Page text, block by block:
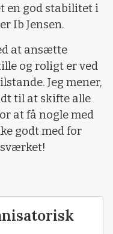
en god stabilitet i
Ib Jensen.
at ansætte
og roligt er ved
Jeg mener,
til at skifte alle
at få nogle med
godt med for